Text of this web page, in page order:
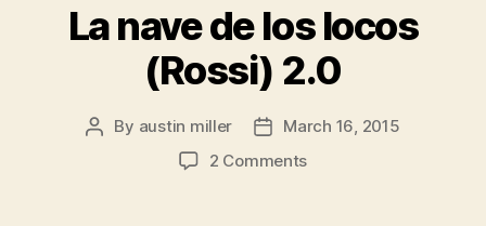
La nave de los locos
(Rossi) 2.0
Post
By austin miller
PostMarch 16, 2015
2 Commentson